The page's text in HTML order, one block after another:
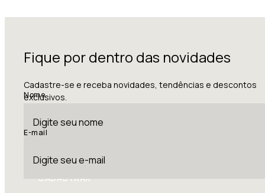
Fique por dentro das novidades
Cadastre-se e receba novidades, tendências e descontos
exclusivos.
Nome
E-mail
CADASTRAR